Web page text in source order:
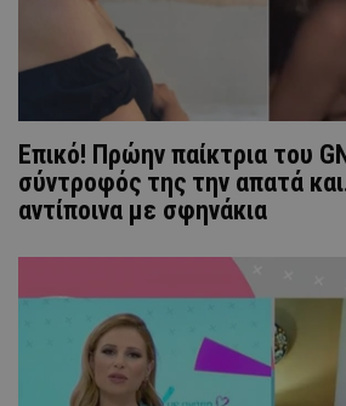
Επικό! Πρώην παίκτρια του
σύντροφός της την απατά
αντίποινα με σφηνάκια